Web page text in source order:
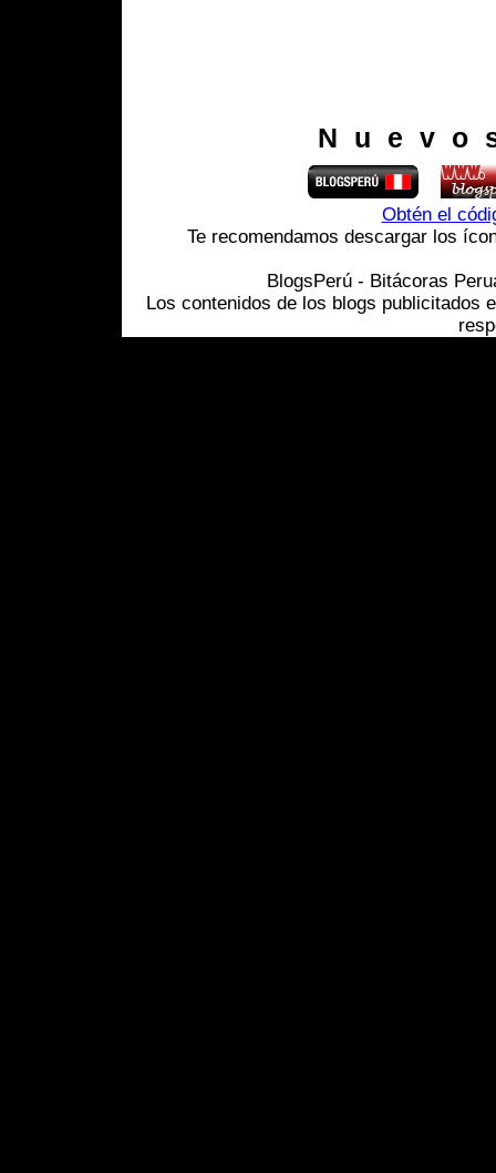
Obtén el
Te recomendamos descargar los
BlogsPerú - Bitácoras
Los contenidos de los blogs publicitados